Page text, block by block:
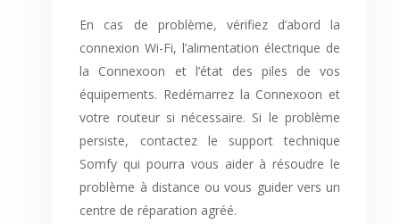
En cas de problème, vérifiez d’abord la
connexion Wi-Fi, l’alimentation électrique de
la Connexoon et l’état des piles de vos
équipements. Redémarrez la Connexoon et
votre routeur si nécessaire. Si le problème
persiste, contactez le support technique
Somfy qui pourra vous aider à résoudre le
problème à distance ou vous guider vers un
centre de réparation agréé.